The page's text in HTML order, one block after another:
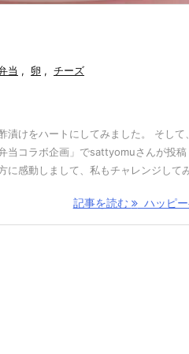
当 , 卵 , チーズ
漬けをハートにしてみました。 そして
当コラボ企画」でsattyomuさんが投稿
に感動しまして、私もチャレンジして
記事を読む ハッピー